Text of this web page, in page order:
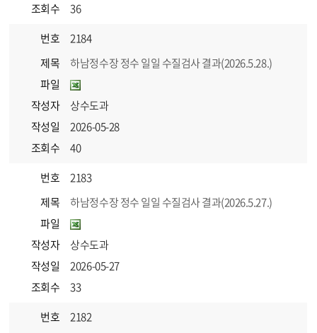
조회수
36
번호
2184
제목
하남정수장 정수 일일 수질검사 결과(2026.5.28.)
파일
작성자
상수도과
작성일
2026-05-28
조회수
40
번호
2183
제목
하남정수장 정수 일일 수질검사 결과(2026.5.27.)
파일
작성자
상수도과
작성일
2026-05-27
조회수
33
번호
2182